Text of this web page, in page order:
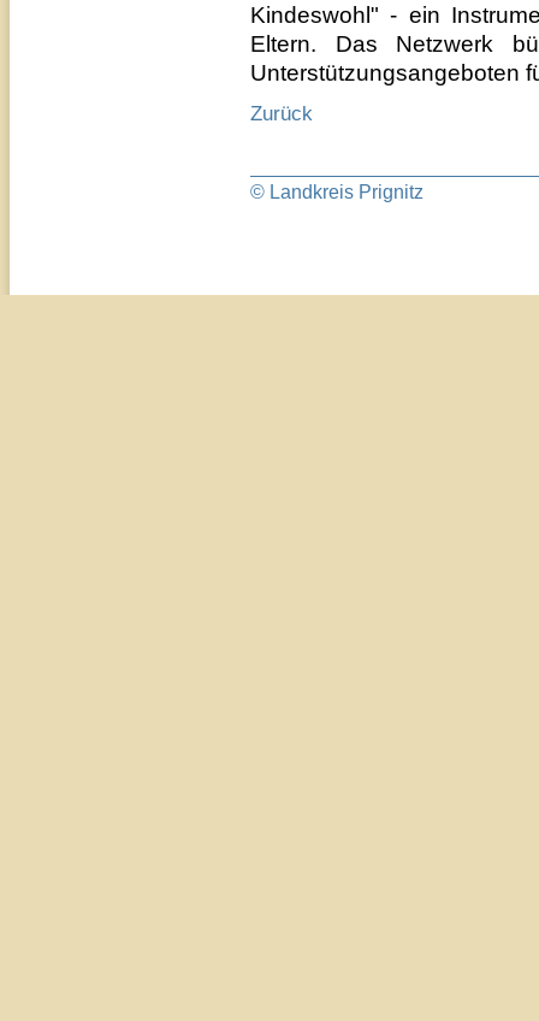
Kindeswohl" - ein
Eltern. Das Netzwerk
Unterstützungsangeboten
Zurück
© Landkreis Prignitz